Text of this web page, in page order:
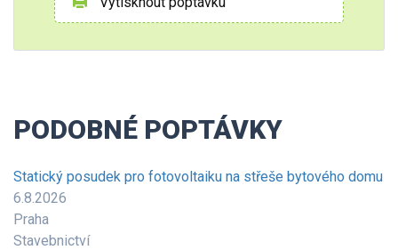
PODOBNÉ POPTÁVKY
Statický posudek pro fotovoltaiku na střeše bytového domu
6.8.2026
Praha
Stavebnictví